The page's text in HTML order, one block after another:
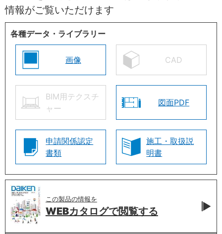
情報がご覧いただけます
各種データ・ライブラリー
画像 CAD
BIM用テクスチ
ャー
図面PDF
申請関係認定
書類
施工・取扱説
明書
この製品の情報を
WEBカタログで閲覧する